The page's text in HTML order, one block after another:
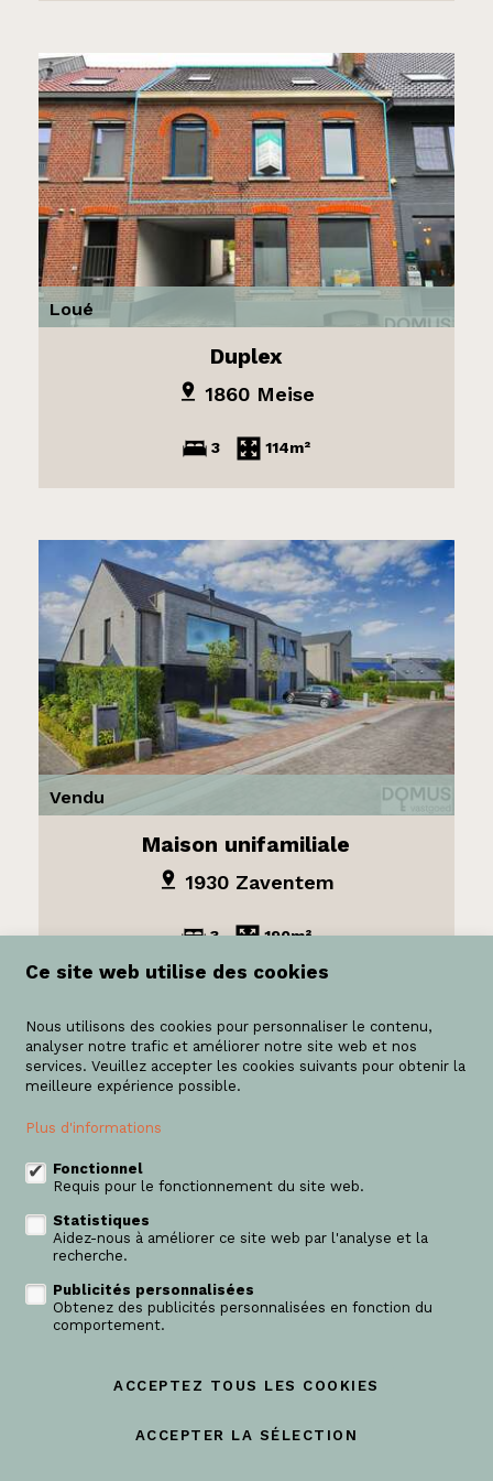
Loué
Duplex
1860 Meise
3 114m²
Vendu
Maison unifamiliale
1930 Zaventem
3 190m²
Vendu
Maison unifamiliale
196m²
Ce site web utilise des cookies
Nous utilisons des cookies pour personnaliser le contenu,
analyser notre trafic et améliorer notre site web et nos
services. Veuillez accepter les cookies suivants pour obtenir la
meilleure expérience possible.
Plus d'informations
Fonctionnel
Requis pour le fonctionnement du site web.
Statistiques
Aidez-nous à améliorer ce site web par l'analyse et la
recherche.
Publicités personnalisées
Obtenez des publicités personnalisées en fonction du
comportement.
ACCEPTEZ TOUS LES COOKIES
ACCEPTER LA SÉLECTION